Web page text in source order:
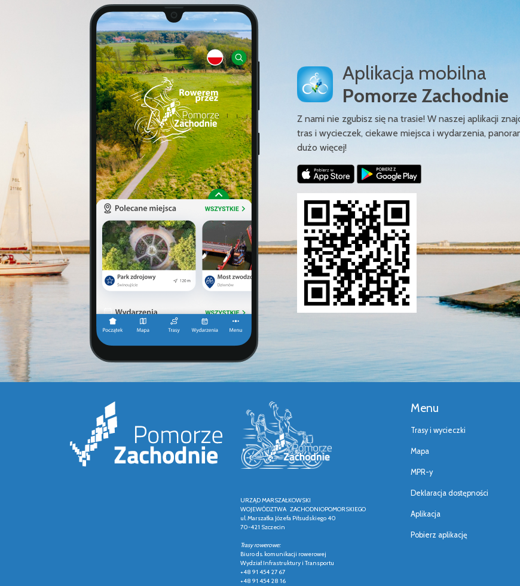
Aplikacja mobilna
Pomorze Zachodnie
Z nami nie zgubisz się na trasie! W naszej aplikacji
tras i wycieczek, ciekawe miejsca i wydarzenia,
dużo więcej!
URZĄD MARSZAŁKOWSKI
WOJEWÓDZTWA ZACHODNIOPOMORSKIEGO
ul. Marszałka Józefa Piłsudskiego 40
70-421 Szczecin
Trasy rowerowe:
Biuro ds. komunikacji rowerowej
Wydział Infrastruktury i Transportu
+48 91 454 27 67
+48 91 454 28 16
Menu
Trasy i wycieczki
Mapa
MPR-y
Deklaracja dostępności
Aplikacja
Pobierz aplikację